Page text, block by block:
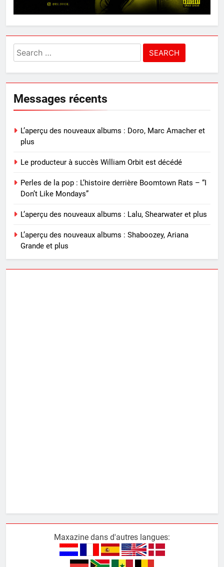
Search
for:
Messages récents
L’aperçu des nouveaux albums : Doro, Marc Amacher et
plus
Le producteur à succès William Orbit est décédé
Perles de la pop : L’histoire derrière Boomtown Rats – “I
Don’t Like Mondays”
L’aperçu des nouveaux albums : Lalu, Shearwater et plus
L’aperçu des nouveaux albums : Shaboozey, Ariana
Grande et plus
Maxazine dans d'autres langues: